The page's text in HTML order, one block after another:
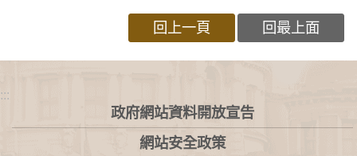
回上一頁 回最上面
:::
政府網站資料開放宣告
網站安全政策